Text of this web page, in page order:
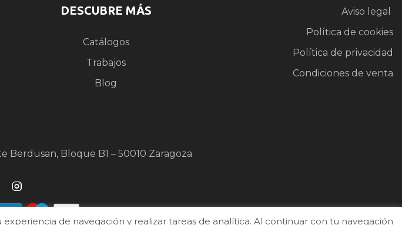
DESCUBRE MÁS
Catálogos
Trabajos
Blog
Aviso legal
Política de cookies
Política de privacidad
Condiciones de venta
Berdusan, Bloque B1 – 50010 Zaragoza
de navegación y realizar tareas de analítica. Al continuar con tu navegación